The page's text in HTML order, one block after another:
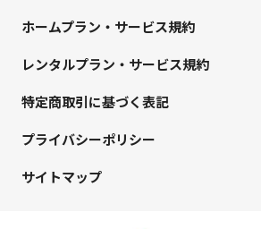
ホームプラン・サービス規約
レンタルプラン・サービス規約
特定商取引に基づく表記
プライバシーポリシー
サイトマップ